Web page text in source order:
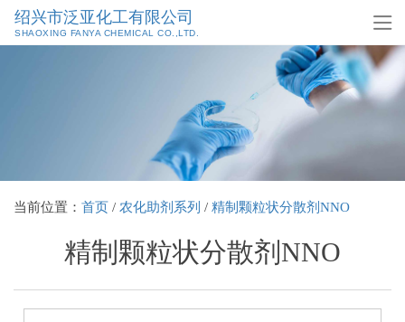
绍兴市泛亚化工有限公司
SHAOXING FANYA CHEMICAL CO.,LTD.
当前位置： 首页 / 农化助剂系列 / 精制颗粒状分散剂NNO
精制颗粒状分散剂NNO